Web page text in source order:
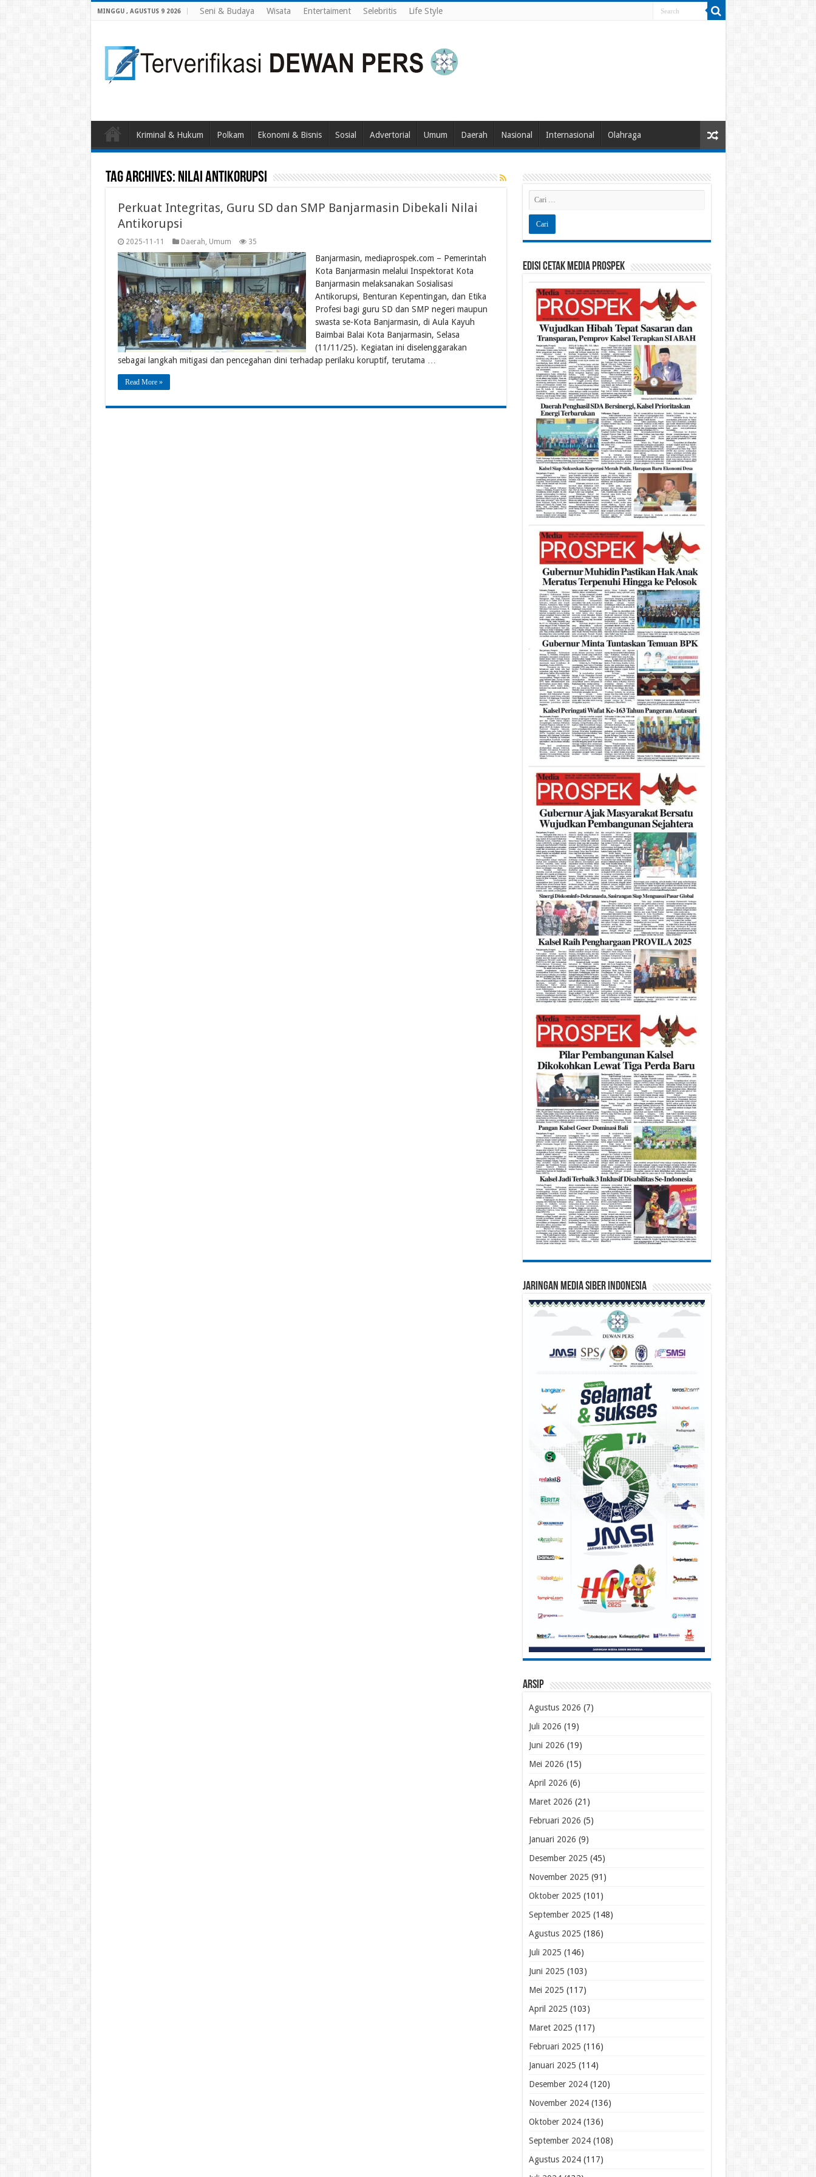
MINGGU , AGUSTUS 9 2026 Seni & Budaya Wisata Entertaiment Selebritis Life Style
Kriminal & Hukum Polkam Ekonomi & Bisnis Sosial Advertorial Umum Daerah Nasional Internasional Olahraga
Tag Archives: NILAI ANTIKORUPSI
Perkuat Integritas, Guru SD dan SMP Banjarmasin Dibekali Nilai
Antikorupsi
2025-11-11 Daerah, Umum 35
Banjarmasin, mediaprospek.com – Pemerintah
Kota Banjarmasin melalui Inspektorat Kota
Banjarmasin melaksanakan Sosialisasi
Antikorupsi, Benturan Kepentingan, dan Etika
Profesi bagi guru SD dan SMP negeri maupun
swasta se-Kota Banjarmasin, di Aula Kayuh
Baimbai Balai Kota Banjarmasin, Selasa
(11/11/25). Kegiatan ini diselenggarakan
sebagai langkah mitigasi dan pencegahan dini terhadap perilaku koruptif, terutama …
Read More »
Edisi Cetak Media Prospek
Jaringan Media Siber Indonesia
Arsip
Agustus 2026 (7)
Juli 2026 (19)
Juni 2026 (19)
Mei 2026 (15)
April 2026 (6)
Maret 2026 (21)
Februari 2026 (5)
Januari 2026 (9)
Desember 2025 (45)
November 2025 (91)
Oktober 2025 (101)
September 2025 (148)
Agustus 2025 (186)
Juli 2025 (146)
Juni 2025 (103)
Mei 2025 (117)
April 2025 (103)
Maret 2025 (117)
Februari 2025 (116)
Januari 2025 (114)
Desember 2024(120)
November 2024(136)
Oktober 2024(136)
September 2024(108)
Agustus 2024(117)